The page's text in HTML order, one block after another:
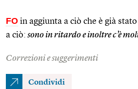
FO in aggiunta a ciò che è già
a ciò: sono in ritardo e inoltre c’è
Correzioni e suggerimenti
Condividi